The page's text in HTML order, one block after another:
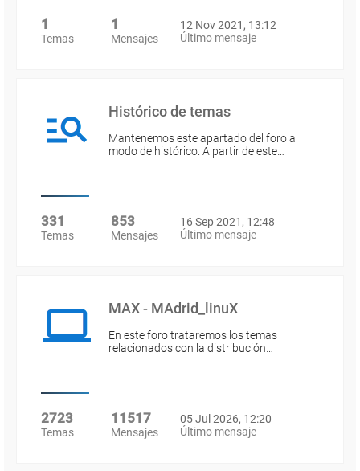
1
Temas
1
Mensajes
12 Nov 2021, 13:12
Último mensaje
Histórico de temas
Mantenemos este apartado del foro a
modo de histórico. A partir de este…
331
Temas
853
Mensajes
16 Sep 2021, 12:48
Último mensaje
MAX - MAdrid_linuX
En este foro trataremos los temas
relacionados con la distribución…
2723
Temas
11517
Mensajes
05 Jul 2026, 12:20
Último mensaje